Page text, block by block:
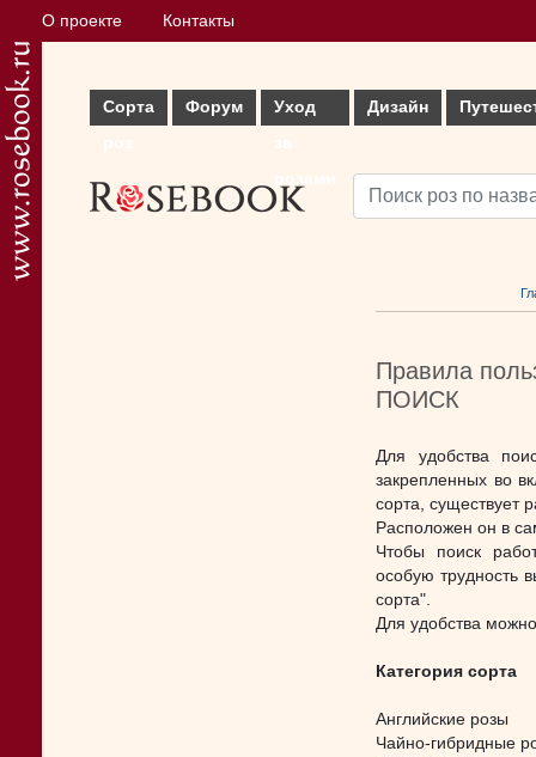
О проекте Контакты
Сорта
Форум
Уход
Дизайн
Правила
ПОИСК
Для удобства
закрепленных во
сорта, существует
Расположен он в
Чтобы поиск
особую трудность
сорта".
Для удобства
Категория сорта
Английские розы
Чайно-гибридные